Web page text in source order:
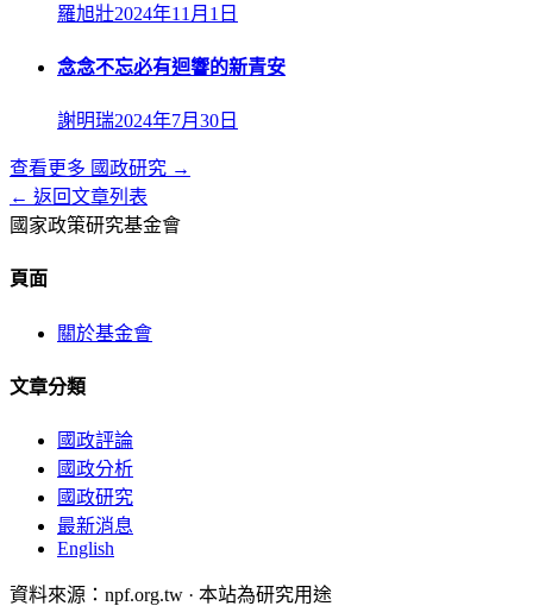
羅旭壯2024年11月1日
念念不忘必有迴響的新青安
謝明瑞2024年7月30日
查看更多 國政研究 →
← 返回文章列表
國家政策研究基金會
頁面
關於基金會
文章分類
國政評論
國政分析
國政研究
最新消息
English
資料來源：npf.org.tw · 本站為研究用途